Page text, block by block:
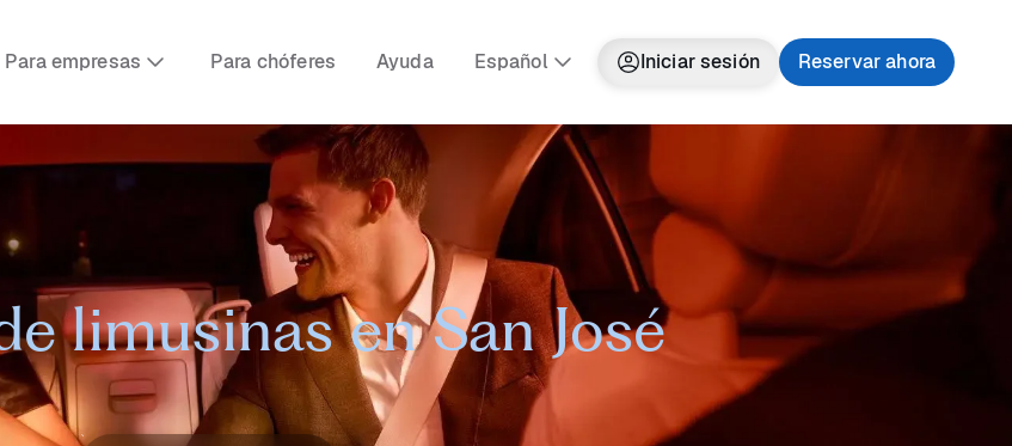
Para empresas Para chóferes Ayuda Español Iniciar sesión Reservar ahora
limusinas en San José